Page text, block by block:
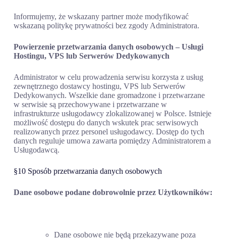
Informujemy, że wskazany partner może modyfikować
wskazaną politykę prywatności bez zgody Administratora.
Powierzenie przetwarzania danych osobowych – Usługi
Hostingu, VPS lub Serwerów Dedykowanych
Administrator w celu prowadzenia serwisu korzysta z usług
zewnętrznego dostawcy hostingu, VPS lub Serwerów
Dedykowanych. Wszelkie dane gromadzone i przetwarzane
w serwisie są przechowywane i przetwarzane w
infrastrukturze usługodawcy zlokalizowanej w Polsce. Istnieje
możliwość dostępu do danych wskutek prac serwisowych
realizowanych przez personel usługodawcy. Dostęp do tych
danych reguluje umowa zawarta pomiędzy Administratorem a
Usługodawcą.
§10 Sposób przetwarzania danych osobowych
Dane osobowe podane dobrowolnie przez Użytkowników:
Dane osobowe nie będą przekazywane poza